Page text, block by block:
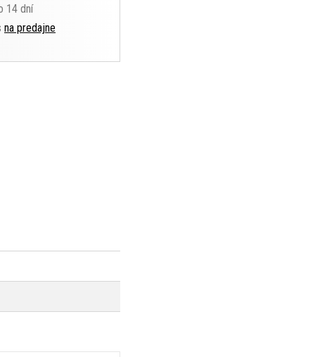
14 dní
na predajne